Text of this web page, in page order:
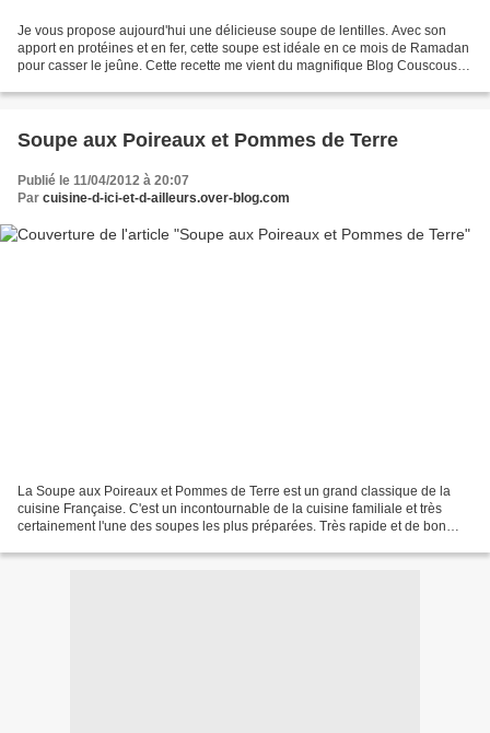
Je vous propose aujourd'hui une délicieuse soupe de lentilles. Avec son
apport en protéines et en fer, cette soupe est idéale en ce mois de Ramadan
pour casser le jeûne. Cette recette me vient du magnifique Blog Couscous et
Soupe aux Poireaux et Pommes de Terre
Publié le 11/04/2012 à 20:07
Par cuisine-d-ici-et-d-ailleurs.over-blog.com
La Soupe aux Poireaux et Pommes de Terre est un grand classique de la
cuisine Française. C'est un incontournable de la cuisine familiale et très
certainement l'une des soupes les plus préparées. Très rapide et de bon